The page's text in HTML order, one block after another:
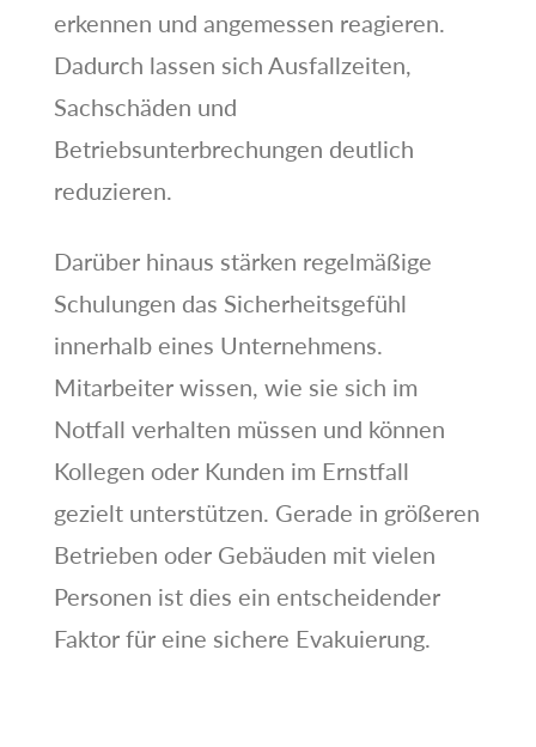
erkennen und angemessen reagieren.
Dadurch lassen sich Ausfallzeiten,
Sachschäden und
Betriebsunterbrechungen deutlich
reduzieren.
Darüber hinaus stärken regelmäßige
Schulungen das Sicherheitsgefühl
innerhalb eines Unternehmens.
Mitarbeiter wissen, wie sie sich im
Notfall verhalten müssen und können
Kollegen oder Kunden im Ernstfall
gezielt unterstützen. Gerade in größeren
Betrieben oder Gebäuden mit vielen
Personen ist dies ein entscheidender
Faktor für eine sichere Evakuierung.